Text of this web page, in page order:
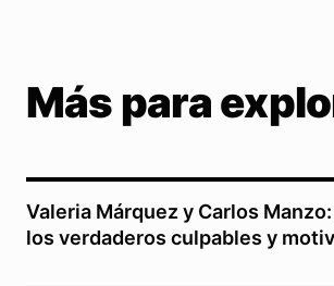
Más para
Valeria Márquez y Carlos
los verdaderos culpables y